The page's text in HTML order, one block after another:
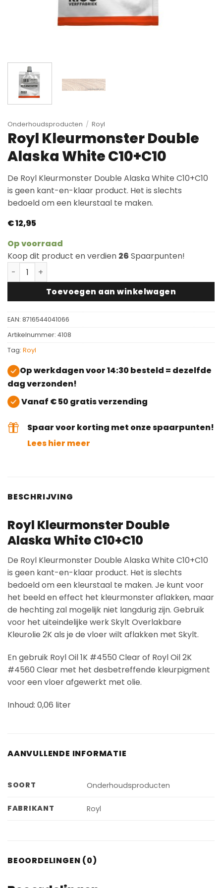
Onderhoudsproducten / Royl
Royl Kleurmonster Double
Alaska White C10+C10
De Royl Kleurmonster Double Alaska White C10+C10
is geen kant-en-klaar product. Het is slechts
bedoeld om een kleurstaal te maken.
€12,95
Op voorraad
Koop dit product en verdien 26Spaarpunten!
Royl Kleurmonster Double Alaska White C10+C10
Toevoegen aan winkelwagen
EAN: 8716544041066
Artikelnummer: 4108
Tag: Royl
Op werkdagen voor 14:30 besteld = dezelfde
dag verzonden!
Vanaf € 50 gratis verzending
Spaar voor korting met onze spaarpunten!
Lees hier meer
BESCHRIJVING
Royl Kleurmonster Double
Alaska White C10+C10
De Royl Kleurmonster Double Alaska White C10+C10
is geen kant-en-klaar product. Het is slechts
bedoeld om een kleurstaal te maken. Je kunt voor
het beeld en effect het kleurmonster aflakken, maar
de hechting zal mogelijk niet langdurig zijn. Gebruik
voor het uiteindelijke werk Skylt Overlakbare
Kleurolie 2K als je de vloer wilt aflakken met Skylt.
En gebruik Royl Oil 1K #4550 Clear of Royl Oil 2K
#4560 Clear met het desbetreffende kleurpigment
voor een vloer afgewerkt met olie.
Inhoud: 0,06 liter
AANVULLENDE INFORMATIE
SOORT Onderhoudsproducten
FABRIKANT Royl
BEOORDELINGEN (0)